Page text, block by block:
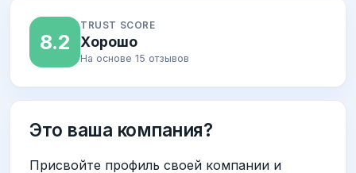
8.2
TRUST SCORE
Хорошо
На основе 15 отзывов
Это ваша компания?
Присвойте профиль своей компании и